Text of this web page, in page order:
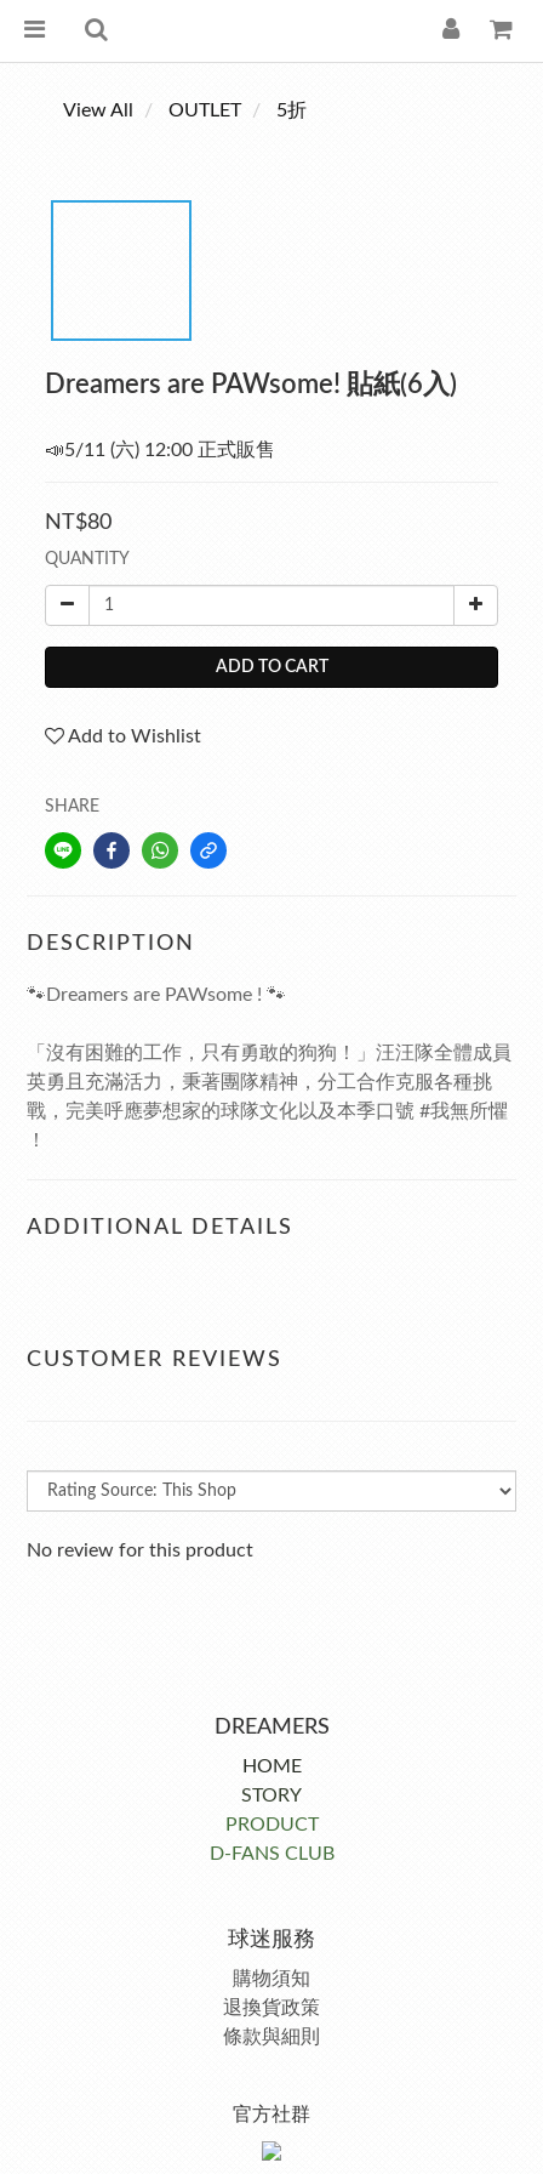
View All OUTLET 5折
Dreamers are PAWsome! 貼紙(6入)
📣5/11 (六) 12:00 正式販售
NT$80
QUANTITY
ADD TO CART
Add to Wishlist
SHARE
DESCRIPTION
🐾Dreamers are PAWsome ! 🐾
「沒有困難的工作，只有勇敢的狗狗！」汪汪隊全體成員
英勇且充滿活力，秉著團隊精神，分工合作克服各種挑
戰，完美呼應夢想家的球隊文化以及本季口號 #我無所懼
！
ADDITIONAL DETAILS
CUSTOMER REVIEWS
No review for this product
DREAMERS
HOME
STORY
PRODUCT
D-FANS CLUB
球迷服務
購物須知
退換貨政策
條款與細則
官方社群